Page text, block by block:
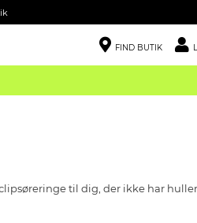
FIND BUTIK
til dig, der ikke har